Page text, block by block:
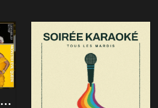
Glitch: Goldrush Ft. Lana Ja'rae (Rupaul's Drag Race Us S17)